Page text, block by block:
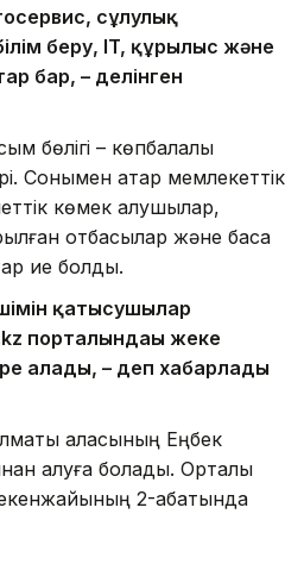
сұлулық
беру, IT, құрылыс және
бар, – делінген
бөлігі – көпбалалы
Сонымен қатар мемлекеттік
көмек алушылар,
отбасылар және басқа
ие болды.
қатысушылар
порталындағы жеке
алады, – деп хабарлады
қаласының Еңбек
алуға болады. Орталық
2-қабатында